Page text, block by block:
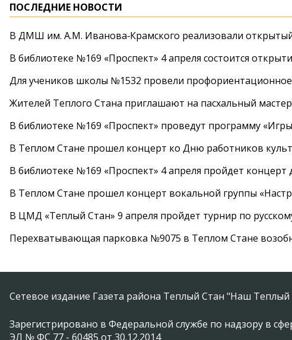
ПОСЛЕДНИЕ НОВОСТИ
В ДМШ им. А.М. Иванова‑Крамского реализовали
В библиотеке №169 «Проспект» 4 апреля состоится
Для учеников школы №1532 провели
Жителей Теплого Стана приглашают на пасхальный
В библиотеке №169 «Проспект» проведут программу
В Теплом Стане прошел концерт ко Дню работников
В библиотеке №169 «Проспект» 4 апреля пройдет
В Теплом Стане прошел концерт вокальной группы
В ЦМД «Теплый Стан» 9 апреля пройдет турнир по
Перехватывающая парковка №9075 в Теплом Стане
Сетевое издание Газета района Теплый Стан "Наш Теплый
Зарегистрировано в Федеральной службе по надзору в
ЭЛ № ФС 77 - 60485 от 30.12.2014